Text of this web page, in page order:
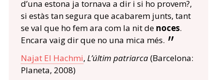
d’una estona ja tornava a dir i si ho provem?,
si estàs tan segura que acabarem junts, tant
se val que ho fem ara com la nit de noces.
Encara vaig dir que no una mica més.
Najat El Hachmi, L’últim patriarca(Barcelona:
Planeta, 2008)